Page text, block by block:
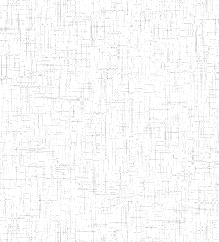
Page 11 sur 13 Total: 307
4 5 6 7 8
9
10/09/2001 ENIEG
17/07/2001 ENIEG